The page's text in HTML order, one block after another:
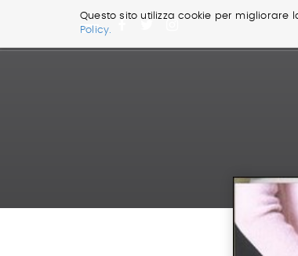
Questo sito utilizza cookie per migliorare
Policy.